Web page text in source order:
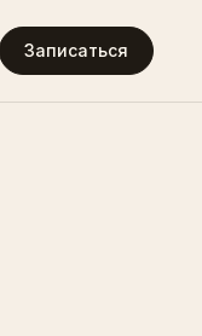
Записаться